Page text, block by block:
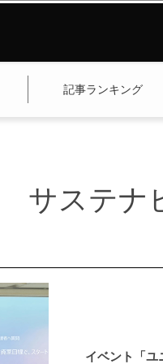
記事ランキング
サステナ
イベント「ユ